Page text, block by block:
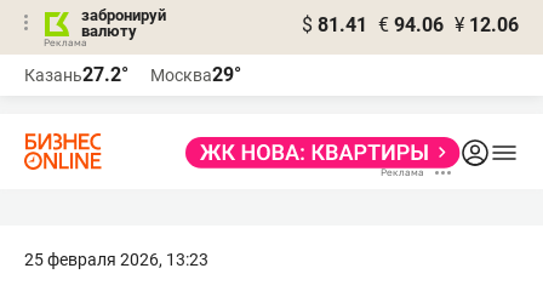
забронируй
валюту
$ 81.41 € 94.06 ¥ 12.06
Казань27.2° Москва29°
25 февраля 2026, 13:23